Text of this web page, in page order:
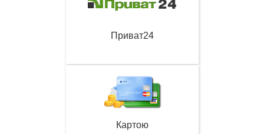
Приват24
Картою